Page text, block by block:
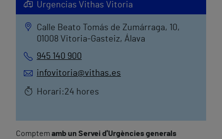
Urgencias Vithas Vitoria
Calle Beato Tomás de Zumárraga, 10,
01008 Vitoria-Gasteiz, Álava
945 140 900
infovitoria@vithas.es
Horari:24 hores
Comptem amb un Servei d'Urgències generals